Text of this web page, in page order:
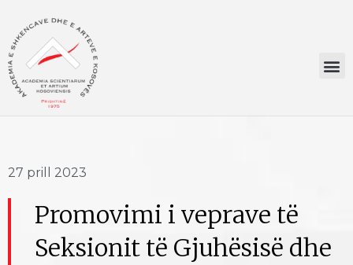
27 prill 2023
Promovimi i veprave të
Seksionit të Gjuhësisë dhe